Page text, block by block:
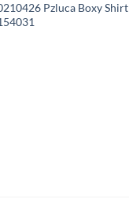
Pzluca Boxy Shirt